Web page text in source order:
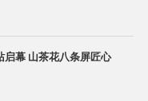
启幕 山茶花八条屏匠心